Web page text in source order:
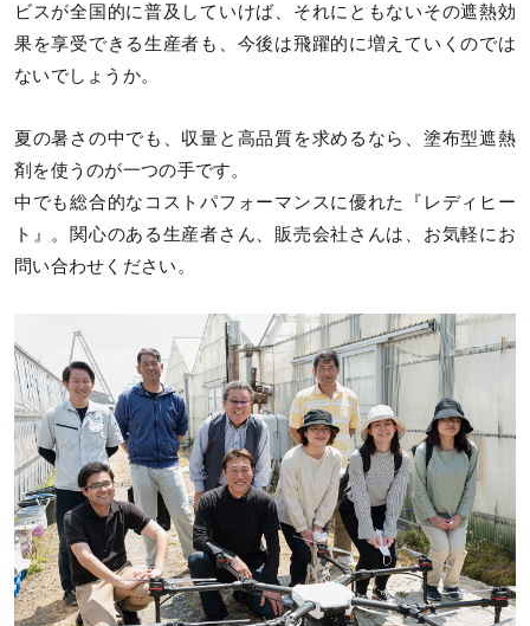
ビスが全国的に普及していけば、それにともないその遮熱効
果を享受できる生産者も、今後は飛躍的に増えていくのでは
ないでしょうか。
夏の暑さの中でも、収量と高品質を求めるなら、塗布型遮熱
剤を使うのが一つの手です。
中でも総合的なコストパフォーマンスに優れた『レディヒー
ト』。関心のある生産者さん、販売会社さんは、お気軽にお
問い合わせください。